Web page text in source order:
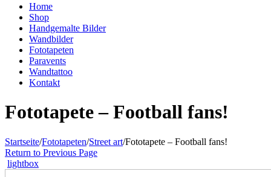
Home
Shop
Handgemalte Bilder
Wandbilder
Fototapeten
Paravents
Wandtattoo
Kontakt
Fototapete – Football fans!
Startseite/Fototapeten/Street art/Fototapete – Football fans!
Return to Previous Page
lightbox